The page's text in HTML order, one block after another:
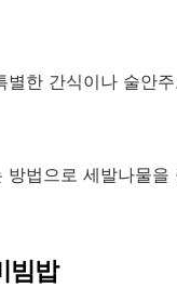
별한 간식이나 술안
방법으로 세발나물을
빔밥